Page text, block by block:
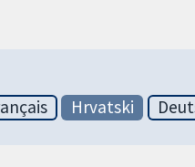
Hrvatski